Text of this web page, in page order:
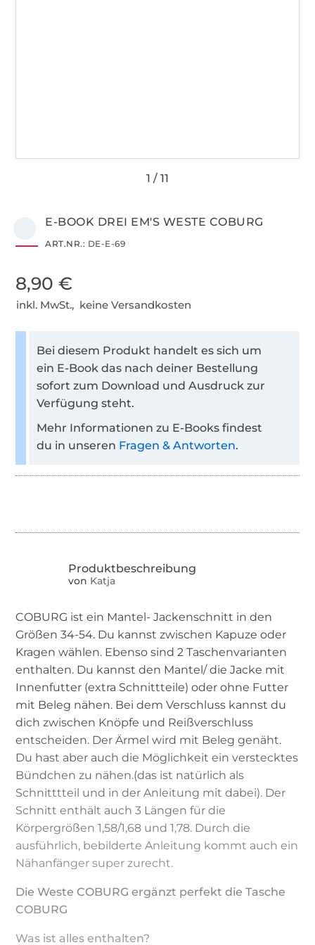
E-BOOK DREI EM'S WESTE COBURG
ART.NR.: DE-E-69
8,90 €
inkl. MwSt., keine Versandkosten
Bei diesem Produkt handelt es sich um
ein E-Book das nach deiner Bestellung
sofort zum Download und Ausdruck zur
Verfügung steht.
Mehr Informationen zu E-Books findest
du in unseren Fragen & Antworten.
von Katja
COBURG ist ein Mantel- Jackenschnitt in den
Größen 34-54. Du kannst zwischen Kapuze oder
Kragen wählen. Ebenso sind 2 Taschenvarianten
enthalten. Du kannst den Mantel/ die Jacke mit
Innenfutter (extra Schnittteile) oder ohne Futter
mit Beleg nähen. Bei dem Verschluss kannst du
dich zwischen Knöpfe und Reißverschluss
entscheiden. Der Ärmel wird mit Beleg genäht.
Du hast aber auch die Möglichkeit ein verstecktes
Bündchen zu nähen.(das ist natürlich als
Schnitttteil und in der Anleitung mit dabei). Der
Schnitt enthält auch 3 Längen für die
Körpergrößen 1,58/1,68 und 1,78. Durch die
ausführlich, bebilderte Anleitung kommt auch ein
Nähanfänger super zurecht.
Die Weste COBURG ergänzt perfekt die Tasche
COBURG
Was ist alles enthalten?